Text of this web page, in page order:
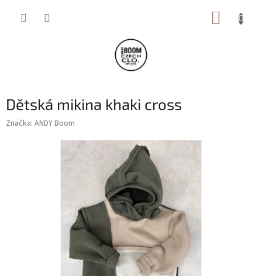
Dětská mikina khaki cross
Značka: ANDY Boom